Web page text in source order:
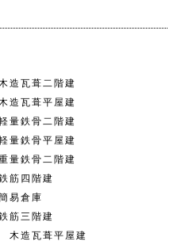
造瓦葺二階建
造瓦葺平屋建
量鉄骨二階建
量鉄骨平屋建
量鉄骨二階建
筋四階建
易倉庫
筋三階建
木造瓦葺平屋建